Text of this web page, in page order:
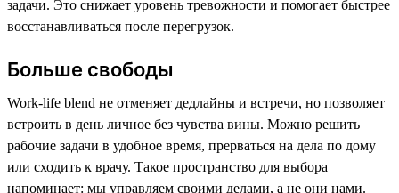
задачи. Это снижает уровень тревожности и помогает быстрее
восстанавливаться после перегрузок.
Больше свободы
Work-life blend не отменяет дедлайны и встречи, но позволяет
встроить в день личное без чувства вины. Можно решить
рабочие задачи в удобное время, прерваться на дела по дому
или сходить к врачу. Такое пространство для выбора
напоминает: мы управляем своими делами, а не они нами.